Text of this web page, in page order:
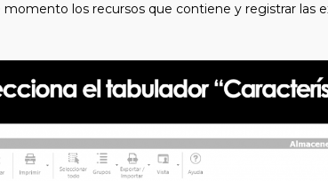
momento los recursos que contiene y registrar las